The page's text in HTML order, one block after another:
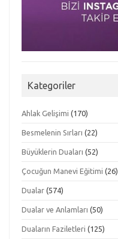
Kategoriler
Ahlak Gelişimi (170)
Besmelenin Sırları (22)
Büyüklerin Duaları (52)
Çocuğun Manevi Eğitimi (26)
Dualar (574)
Dualar ve Anlamları (50)
Duaların Faziletleri (125)